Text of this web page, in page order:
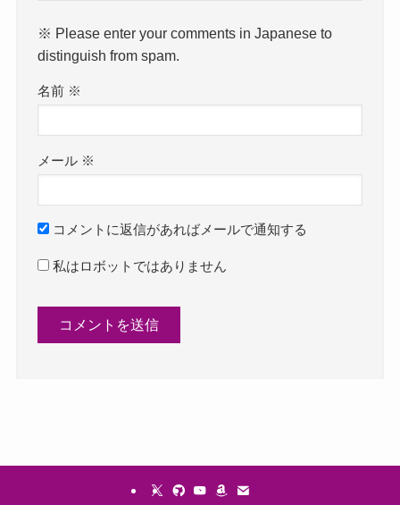
※ Please enter your comments in Japanese to
distinguish from spam.
名前 ※
メール ※
コメントに返信があればメールで通知する
私はロボットではありません